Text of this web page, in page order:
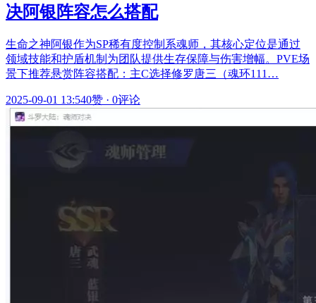
决阿银阵容怎么搭配
生命之神阿银作为SP稀有度控制系魂师，其核心定位是通过
领域技能和护盾机制为团队提供生存保障与伤害增幅。PVE场
景下推荐悬赏阵容搭配：主C选择修罗唐三（魂环111…
2025-09-01 13:540赞 · 0评论